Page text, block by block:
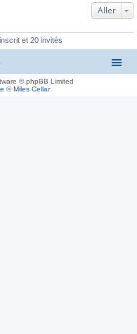
Aller
et 20 invités
© phpBB Limited
©Miles Cellar